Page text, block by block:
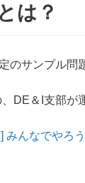
は？
のサンプル問
DE＆I支部が
みんなでやろ